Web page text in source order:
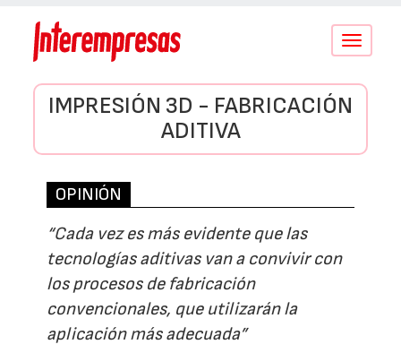
Conmutar
IMPRESIÓN 3D - FABRICACIÓN
ADITIVA
OPINIÓN
“Cada vez es más evidente que las
tecnologías aditivas van a convivir con
los procesos de fabricación
convencionales, que utilizarán la
aplicación más adecuada”